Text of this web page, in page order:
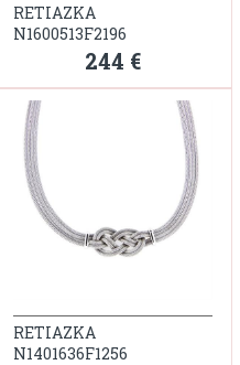
RETIAZKA
N1600513F2196
244 €
RETIAZKA
N1401636F1256